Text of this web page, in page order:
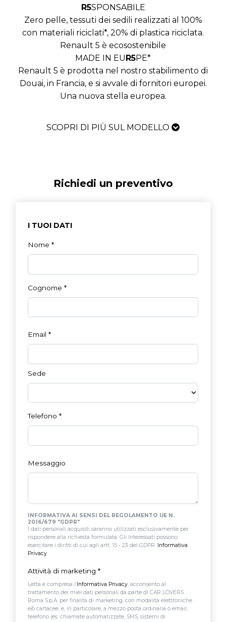
R5SPONSABILE
Zero pelle, tessuti dei sedili realizzati al 100%
con materiali riciclati*, 20% di plastica riciclata.
Renault 5 è ecosostenibile
MADE IN EUR5PE*
Renault 5 è prodotta nel nostro stabilimento di
Douai, in Francia, e si avvale di fornitori europei.
Una nuova stella europea.
SCOPRI DI PIÙ SUL MODELLO
Richiedi un preventivo
I TUOI DATI
Nome *
Cognome *
Email *
Sede
Telefono *
Messaggio
INFORMATIVA AI SENSI DEL REGOLAMENTO UE N.
2016/679 "GDPR"
I dati personali acquisiti saranno utilizzati esclusivamente per
rispondere alla richiesta formulata. Gli Interessati possono
esercitare i diritti di cui agli artt. 15 - 23 del GDPR. Informativa
Privacy.
Attività di marketing *
Letta e compresa l’Informativa Privacy, acconsento al
trattamento dei miei dati personali da parte di CAR LOVERS
Roma S.p.A. per finalità di marketing, con modalità elettroniche
e/o cartacee, e, in particolare, a mezzo posta ordinaria o email,
telefono (es. chiamate automatizzate, SMS, sistemi di